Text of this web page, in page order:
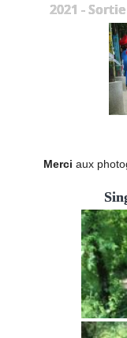
2021 -
Merci aux